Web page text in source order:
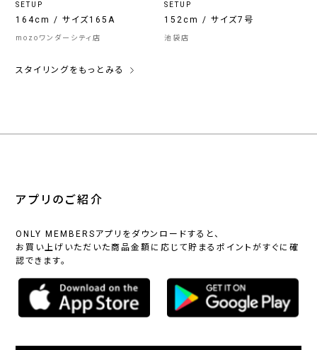
SETUP
164cm / サイズ165A
mozoワンダーシティ店
SETUP
152cm / サイズ7号
池袋店
スタイリングをもっとみる
アプリのご紹介
ONLY MEMBERSアプリをダウンロードすると、
お買い上げいただいた商品金額に応じて貯まるポイントがすぐに確
認できます。